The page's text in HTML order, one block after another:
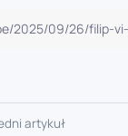
artykuł